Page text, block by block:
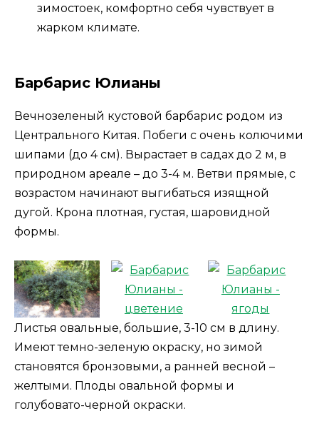
зимостоек, комфортно себя чувствует в
жарком климате.
Барбарис Юлианы
Вечнозеленый кустовой барбарис родом из
Центрального Китая. Побеги с очень колючими
шипами (до 4 см). Вырастает в садах до 2 м, в
природном ареале – до 3-4 м. Ветви прямые, с
возрастом начинают выгибаться изящной
дугой. Крона плотная, густая, шаровидной
формы.
Листья овальные, большие, 3-10 см в длину.
Имеют темно-зеленую окраску, но зимой
становятся бронзовыми, а ранней весной –
желтыми. Плоды овальной формы и
голубовато-черной окраски.